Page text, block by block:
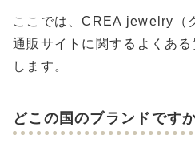
ここでは、CREA jewelry（
通販サイトに関するよくあ
します。
どこの国のブランドです